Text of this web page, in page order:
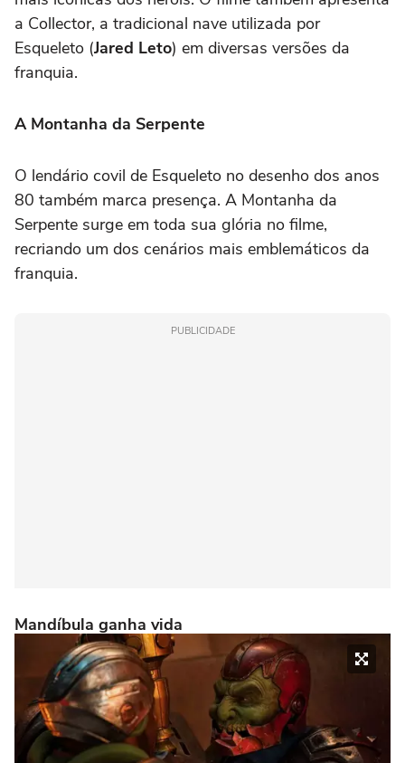
a Collector, a tradicional nave utilizada por
Esqueleto (Jared Leto) em diversas versões da
franquia.
A Montanha da Serpente
O lendário covil de Esqueleto no desenho dos anos
80 também marca presença. A Montanha da
Serpente surge em toda sua glória no filme,
recriando um dos cenários mais emblemáticos da
franquia.
PUBLICIDADE
Mandíbula ganha vida